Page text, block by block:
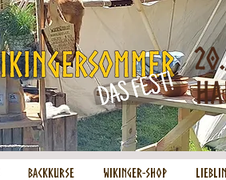
Backkurse Wikinger-Shop